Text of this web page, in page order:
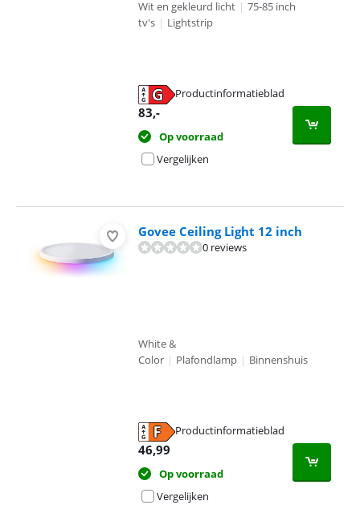
Wit en gekleurd licht | 75-85 inch
tv's | Lightstrip
Productinformatieblad
83,-
Op voorraad
Vergelijken
Govee Ceiling Light 12 inch
0 reviews
White &
Color | Plafondlamp | Binnenshuis
Productinformatieblad
46,99
Op voorraad
Vergelijken